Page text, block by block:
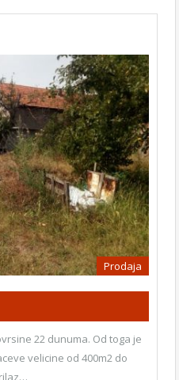
Prodaja
22 dunuma. Od toga je
velicine od 400m2 do